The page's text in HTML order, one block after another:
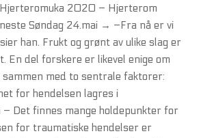
2020 – Hjerterom
Søndag 24.mai → –Fra nå er vi
han. Frukt og grønt av ulike slag er
En del forskere er likevel enige om
med to sentrale faktorer:
for hendelsen lagres i
– Det finnes mange holdepunkter for
for traumatiske hendelser er